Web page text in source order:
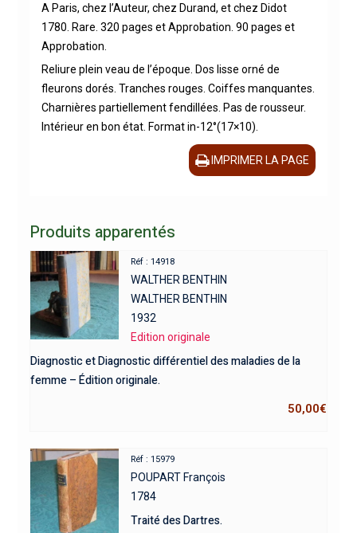
A Paris, chez l’Auteur, chez Durand, et chez Didot
1780. Rare. 320 pages et Approbation. 90 pages et
Approbation.
Reliure plein veau de l’époque. Dos lisse orné de
fleurons dorés. Tranches rouges. Coiffes manquantes.
Charnières partiellement fendillées. Pas de rousseur.
Intérieur en bon état. Format in-12°(17×10).
IMPRIMER LA PAGE
Produits apparentés
Réf : 14918
WALTHER BENTHIN
WALTHER BENTHIN
1932
Edition originale
Diagnostic et Diagnostic différentiel des maladies de la
femme – Édition originale.
50,00€
Réf : 15979
POUPART François
1784
Traité des Dartres.